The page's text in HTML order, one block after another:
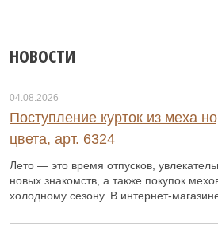
НОВОСТИ
04.08.2026
Поступление курток из меха
цвета, арт. 6324
Лето — это время отпусков,
новых знакомств, а также покупок
холодному сезону. В интернет-